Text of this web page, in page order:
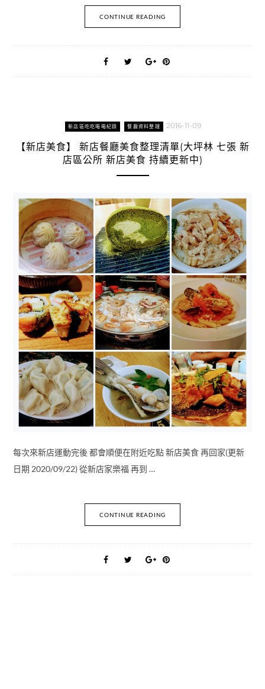
CONTINUE READING
新店區吃吃喝喝紀錄 餐廳資料整理 2016-11-09
【新店美食】 新店餐廳美食整理清單(大坪林 七張 新
店區公所 新店美食 持續更新中)
每次來新店運動完後 都會順便在附近吃點 新店美食 再回家(更新
日期 2020/09/22) 從新店家樂福 再到 …
CONTINUE READING